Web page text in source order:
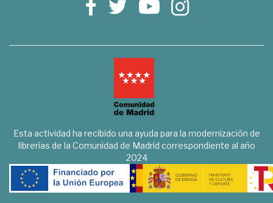
Esta actividad ha recibido una ayuda para la modernización de
librerías de la Comunidad de Madrid correspondiente al año
2024